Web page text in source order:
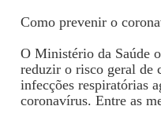
Como prevenir o
O Ministério da Saúde
reduzir o risco geral de
infecções respiratórias
coronavírus. Entre as